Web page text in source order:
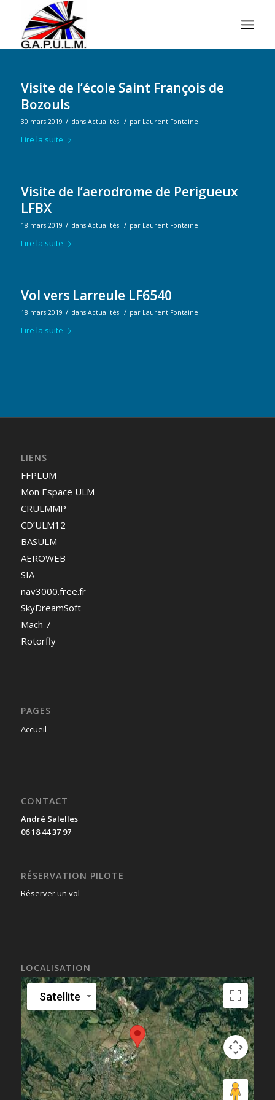
Visite de l’école Saint François de
Bozouls
30 mars 2019 / dans Actualités / par Laurent Fontaine
Lire la suite
Visite de l’aerodrome de Perigueux
LFBX
18 mars 2019 / dans Actualités / par Laurent Fontaine
Lire la suite
Vol vers Larreule LF6540
18 mars 2019 / dans Actualités / par Laurent Fontaine
Lire la suite
LIENS
FFPLUM
Mon Espace ULM
CRULMMP
CD’ULM12
BASULM
AEROWEB
SIA
nav3000.free.fr
SkyDreamSoft
Mach 7
Rotorfly
PAGES
Accueil
CONTACT
André Salelles
06 18 44 37 97
RÉSERVATION PILOTE
Réserver un vol
LOCALISATION
Satellite